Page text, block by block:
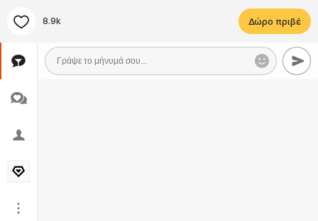
8.9k Δώρο πριβέ